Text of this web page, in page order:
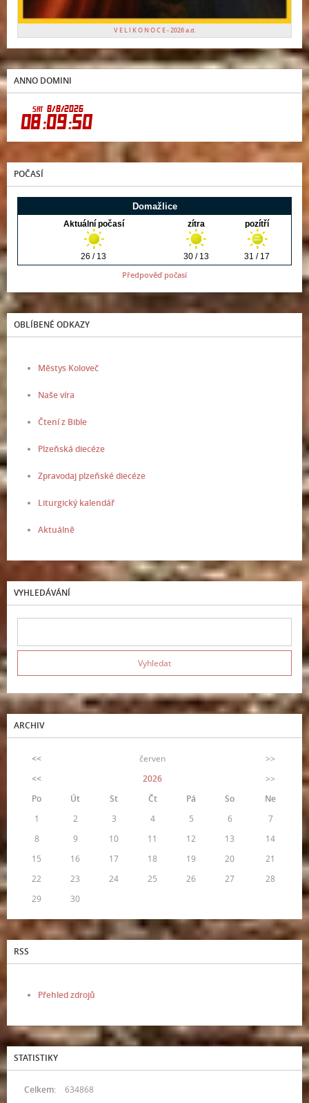
V E L I K O N O C E - 2026 a.d.
ANNO DOMINI
POČASÍ
Předpověď počasí
OBLÍBENÉ ODKAZY
Městys Koloveč
Naše víra
Čtení z Bible
Plzeňská diecéze
Zpravodaj plzeňské diecéze
Liturgický kalendář
Aktuálně
VYHLEDÁVÁNÍ
ARCHIV
<< červen
>>
<<
2026
>>
Po
Út St Čt Pá So
Ne
1
2 3 4 5 6
7
8
9 10 11 12 13
14
15
16 17 18 19 20
21
22
23 24 25 26 27
28
29
30
RSS
Přehled zdrojů
STATISTIKY
Celkem:
634868